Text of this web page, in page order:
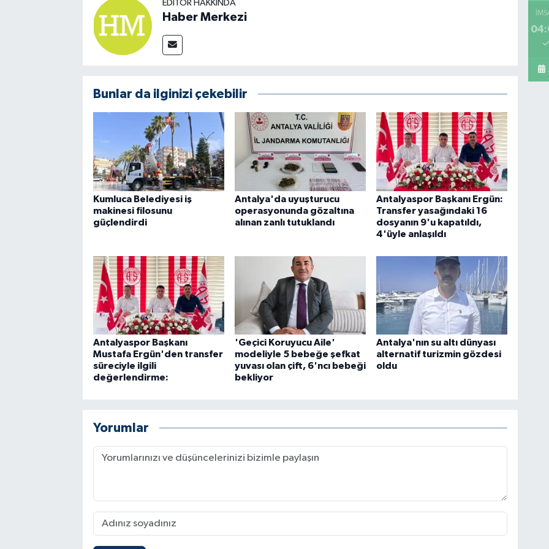
EDITÖR HAKKINDA
Haber Merkezi
Bunlar da ilginizi çekebilir
Kumluca Belediyesi iş
makinesi filosunu
güçlendirdi
Antalya'da uyuşturucu
operasyonunda gözaltına
alınan zanlı tutuklandı
Antalyaspor Başkanı Ergün:
Transfer yasağındaki 16
dosyanın 9'u kapatıldı,
4'üyle anlaşıldı
Antalyaspor Başkanı
Mustafa Ergün'den transfer
süreciyle ilgili
değerlendirme:
'Geçici Koruyucu Aile'
modeliyle 5 bebeğe şefkat
yuvası olan çift, 6'ncı bebeği
bekliyor
Antalya'nın su altı dünyası
alternatif turizmin gözdesi
oldu
Yorumlar
C